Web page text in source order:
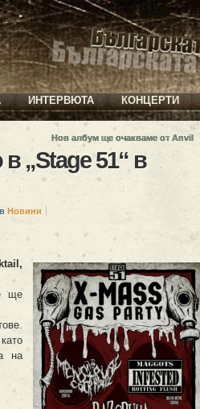
ИНТЕРВЮТА КОНЦЕРТИ
Нов албум ще очакваме от Anvil
„Stage 51“ в
Новини
ще
на